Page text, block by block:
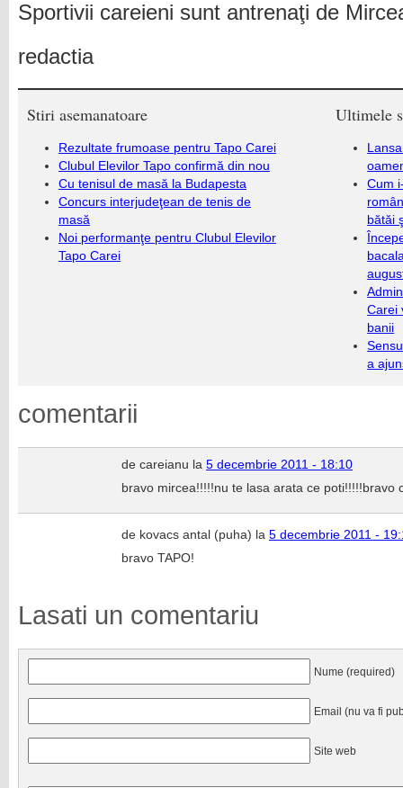
Sportivii careieni sunt antrenaţi de
redactia
Stiri asemanatoare
Rezultate frumoase pentru Tapo Carei
Clubul Elevilor Tapo confirmă din nou
Cu tenisul de masă la Budapesta
Concurs interjudeţean de tenis de
masă
Noi performanţe pentru Clubul Elevilor
Tapo Carei
Ultimele
Cum
bătăi
Carei
banii
a
comentarii
de careianu la 5 decembrie 2011 - 18:10
bravo mircea!!!!!nu te lasa arata ce poti!!!!!bravo
de kovacs antal (puha) la 5 decembrie 2011 -
bravo TAPO!
Lasati un comentariu
Nume (required)
Email (nu va fi
Site web